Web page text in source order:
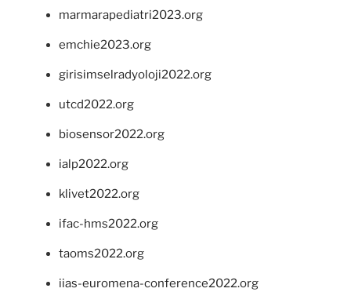
marmarapediatri2023.org
emchie2023.org
girisimselradyoloji2022.org
utcd2022.org
biosensor2022.org
ialp2022.org
klivet2022.org
ifac-hms2022.org
taoms2022.org
iias-euromena-conference2022.org